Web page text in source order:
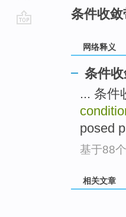
条件收敛
网络释义
条件
... 条件
posed
基于88
相关文章